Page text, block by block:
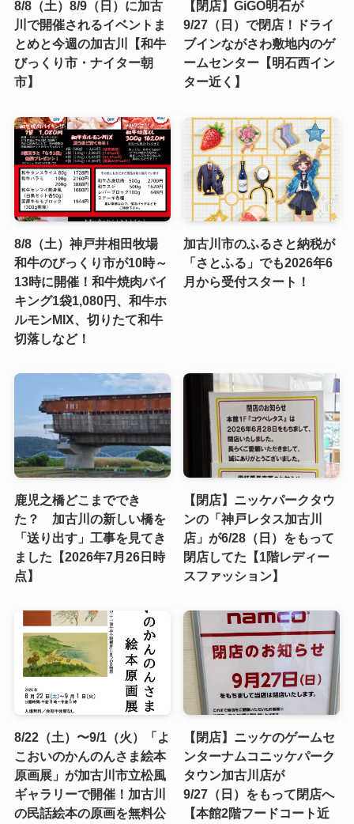
8/8（土）8/9（日）に加古
川で開催されるイベントま
とめと今週の加古川【和牛
びっくり市・ナイター朝
市】
【閉店】GiGO明石が
9/27（日）で閉店！ドライ
ブインながさわ敷地内のゲ
ームセンター【明石西イン
ター近く】
8/8（土）神戸井相田牧場
和牛のびっくり市が10時～
13時に開催！和牛焼肉バイ
キング1袋1,080円、和牛ホ
ルモンMIX、切りたて和牛
切落しなど！
加古川市のふるさと納税が
「さとふる」でも2026年6
月から受付スタート！
鹿児之橋どこまででき
た？ 加古川の新しい橋を
「送り出す」工事を見てき
ました【2026年7月26日時
点】
【閉店】ニッケパークタウ
ンの「神戸レタス加古川
店」が6/28（日）をもって
閉店してた【1階レディー
スファッション】
8/22（土）〜9/1（火）「よ
こおいのかんのんさま絵本
原画展」が加古川市立松風
ギャラリーで開催！加古川
の民話絵本の原画を無料公
【閉店】ニッケのゲームセ
ンターナムコニッケパーク
タウン加古川店が
9/27（日）をもって閉店へ
【本館2階フードコート近